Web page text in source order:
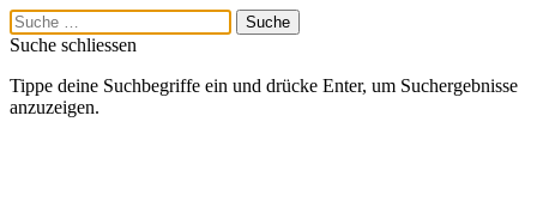
Suche schliessen
Tippe deine Suchbegriffe ein und drücke Enter, um Suchergebnisse
anzuzeigen.